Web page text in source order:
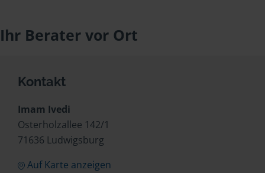
Ihr Berater vor Ort
Kontakt
Imam Ivedi
Osterholzallee 142/1
71636 Ludwigsburg
Auf Karte anzeigen